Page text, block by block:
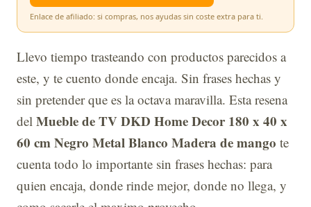
Enlace de afiliado: si compras, nos ayudas sin coste extra para ti.
Llevo tiempo trasteando con productos parecidos a
este, y te cuento donde encaja. Sin frases hechas y
sin pretender que es la octava maravilla. Esta resena
del Mueble de TV DKD Home Decor 180 x 40 x
60 cm Negro Metal Blanco Madera de mango te
cuenta todo lo importante sin frases hechas: para
quien encaja, donde rinde mejor, donde no llega, y